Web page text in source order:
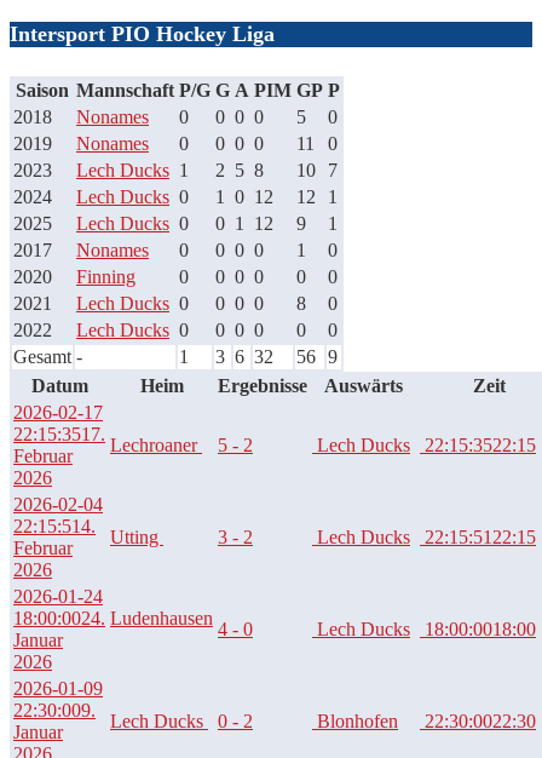
Intersport PIO Hockey Liga
Saison Mannschaft P/G G A PIM GP P
2018
Nonames 0 0 0 0 5
0
2019
Nonames 0 0 0 0 11
0
2023
Lech Ducks 1 2 5 8 10
7
2024
Lech Ducks 0 1 0 12 12
1
2025
Lech Ducks 0 0 1 12 9
1
2017
Nonames 0 0 0 0 1
0
2020
Finning 0 0 0 0 0
0
2021
Lech Ducks 0 0 0 0 8
0
2022
Lech Ducks 0 0 0 0 0
0
Gesamt - 1 3 6 32 56 9
Datum
Heim Ergebnisse Auswärts
Zeit
2026-02-17
22:15:3517.
Februar
2026
Lechroaner 5 - 2 Lech Ducks 22:15:3522:15
2026-02-04
22:15:514.
Februar
2026
Utting 3 - 2 Lech Ducks 22:15:51 22:15
2026-01-24
18:00:0024.
Januar
2026
Ludenhausen
4 - 0 Lech Ducks 18:00:0018:00
2026-01-09
22:30:009.
Januar
Lech Ducks 0 - 2 Blonhofen 22:30:0022:30